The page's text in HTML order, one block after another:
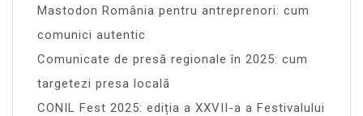
Mastodon România pentru antreprenori: cum
comunici autentic
Comunicate de presă regionale în 2025: cum
targetezi presa locală
CONIL Fest 2025: ediția a XXVII-a a Festivalului